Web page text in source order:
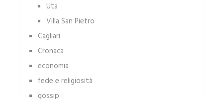
Uta
Villa San Pietro
Cagliari
Cronaca
economia
fede e religiosità
gossip